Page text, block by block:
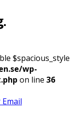
$spacious_style
wp-
on line 36
Email